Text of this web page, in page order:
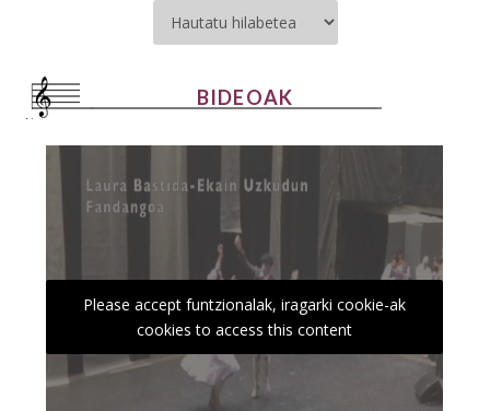
BIDEOAK
Please accept funtzionalak, iragarki cookie-ak
cookies to access this content